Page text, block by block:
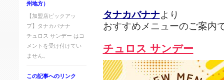
州地方）
【加盟店ピックアッ
プ】タナカバナナ
チュロス サンデー は コ
メントを受け付けてい
ません。
この記事へのリンク
タナカバナナより
おすすめメニューのご案内
チュロス サンデー